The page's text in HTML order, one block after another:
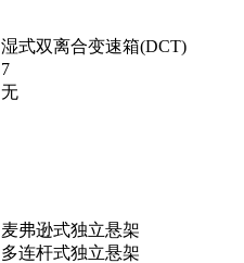
湿式双离合变速箱(DCT)
7
无
麦弗逊式独立悬架
多连杆式独立悬架